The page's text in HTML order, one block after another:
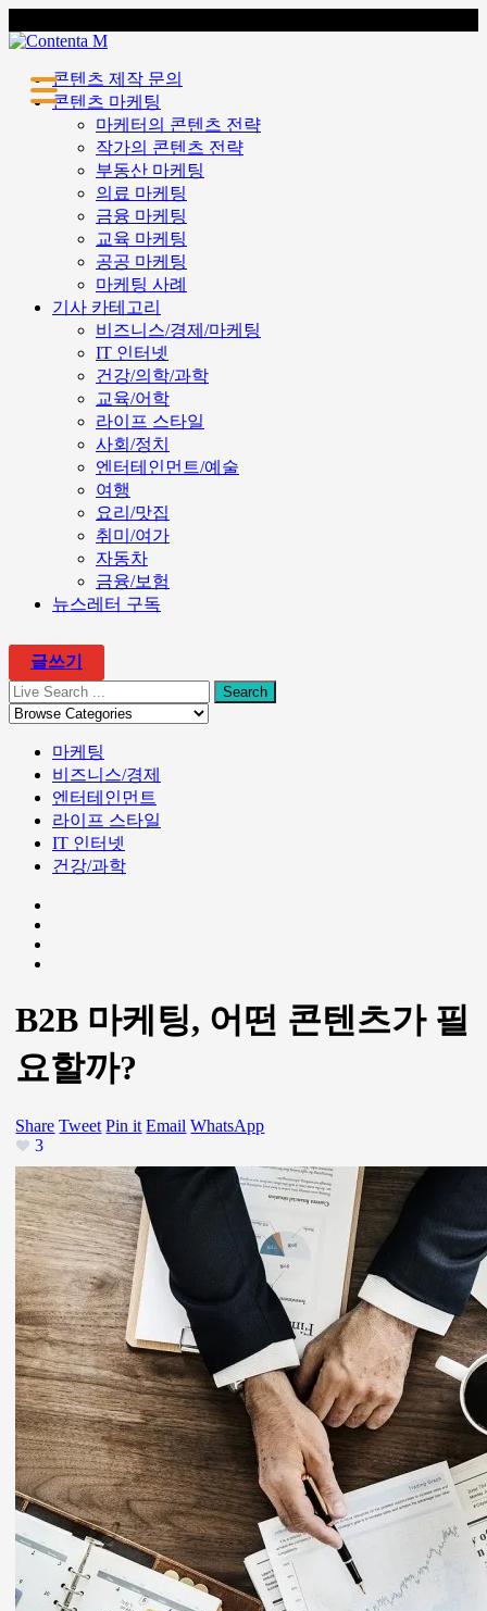
▼
▼
콘텐츠 제작 문의
콘텐츠 마케팅
기사 카테고리
뉴스레터 구독
마케팅
비즈니스/경제
엔터테인먼트
라이프 스타일
IT 인터넷
건강/과학
B2B 마케팅, 어떤 콘텐츠가 필
요할까?
Share Tweet
3
류 정화
3월 25, 2019 / 29126 Views
국내에서도B2B기업들의 콘텐츠 마케팅이 본격화
되고 있습니다. 오프라인 전시회나 컨퍼런스, 세미
나, 1:1 영업이 중요한 B2B 업계에서도 온라인의콘
텐츠를 통해 구축된 인바운드 마케팅의 효과를 무
시할 수는 없지요.
기술 분야의 B2B 구매를 담당하고 있는 분들을 대
상으로 한 조사에서 오프라인으로 해당회사와 미팅
을 하기 전에 온라인에서 몇 번 정도 그 회사를 찾아
보는가라는 질문에서 가장 많은 52%가 3-4회라고